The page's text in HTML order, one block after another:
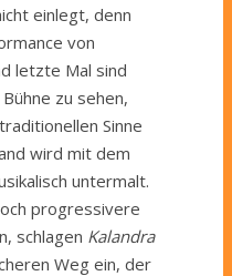
einlegt, denn
von
letzte Mal sind
zu sehen,
Sinne
wird mit dem
untermalt.
progressivere
schlagen Kalandra
Weg ein, der